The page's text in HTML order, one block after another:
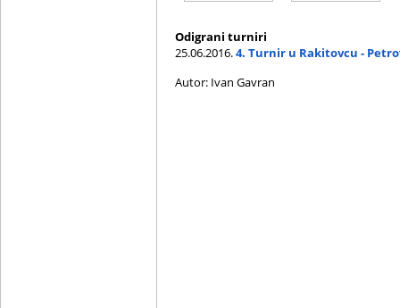
Odigrani turniri
25.06.2016.4. Turnir u Rakitovcu -
Autor: Ivan Gavran